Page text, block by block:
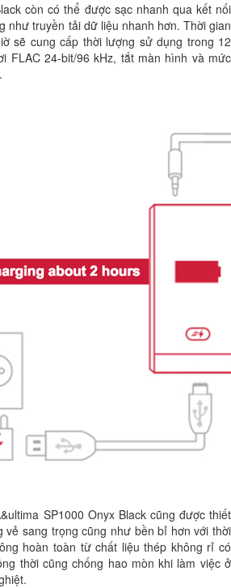
còn có thể được sạc nhanh qua kết nối
như truyền tải dữ liệu nhanh hơn. Thời gian
sẽ cung cấp thời lượng sử dụng trong 12
FLAC 24-bit/96 kHz, tắt màn hình và mức
SP1000 Onyx Black cũng được thiết
vẻ sang trọng cũng như bền bỉ hơn với thời
hoàn toàn từ chất liệu thép không rỉ có
thời cũng chống hao mòn khi làm việc ở